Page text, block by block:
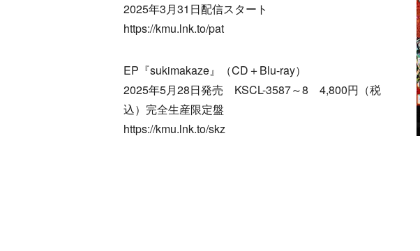
2025年3月31日配信スタート
https://kmu.lnk.to/pat
EP『sukimakaze』（CD＋Blu-ray）
2025年5月28日発売 KSCL-3587～8 4,800円（税
込）完全生産限定盤
https://kmu.lnk.to/skz